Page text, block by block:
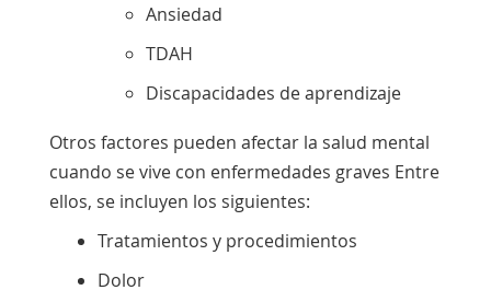
una
ventana
Ansiedad
TDAH
Discapacidades de aprendizaje
Otros factores pueden afectar la salud mental
cuando se vive con enfermedades graves Entre
ellos, se incluyen los siguientes:
Tratamientos y procedimientos
Dolor